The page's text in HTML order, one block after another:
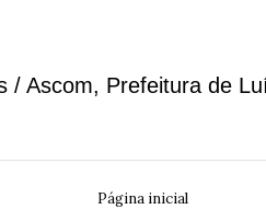
/ Ascom, Prefeitura de
Página inicial